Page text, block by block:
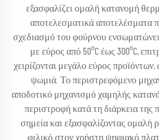
εξασφαλίζει ομαλή κατανομή
αποτελεσματικά αποτελέσματα
σχεδιασμό του φούρνου
με εύρος από 50°C έως 300°C,
χειρίζονται μεγάλο εύρος
ψωμιά. Το περιστρεφόμενο
αποδοτικό μηχανισμό χαμηλής
περιστροφή κατά τη διάρκεια της
σημεία και εξασφαλίζοντας ομαλή
φιλικό στον χρήστη ψηφιακό